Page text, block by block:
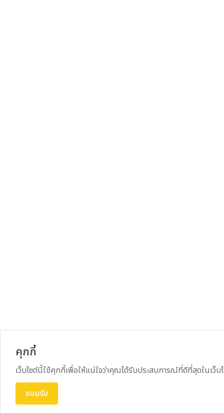
คุกกี้
เว็บไซต์นี้ใช้คุกกี้เพื่อให้แน่ใจว่าคุณได้รับประสบการณ์ที่ดีที่สุดในเว็บ
ยอมรับ